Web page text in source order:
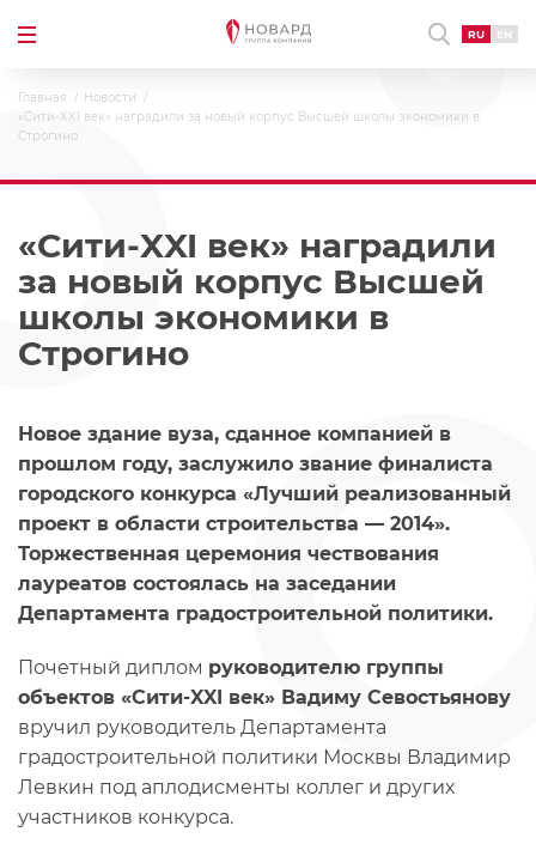
RU EN
Главная
Новости
«Сити-XXI век» наградили за новый корпус Высшей школы экономики в
Строгино
«Сити-XXI век» наградили
за новый корпус Высшей
школы экономики в
Строгино
Новое здание вуза, сданное компанией в
прошлом году, заслужило звание финалиста
городского конкурса «Лучший реализованный
проект в области строительства — 2014».
Торжественная церемония чествования
лауреатов состоялась на заседании
Департамента градостроительной политики.
Почетный диплом руководителю группы
объектов «Сити-XXI век» Вадиму Севостьянову
вручил руководитель Департамента
градостроительной политики Москвы Владимир
Левкин под аплодисменты коллег и других
участников конкурса.